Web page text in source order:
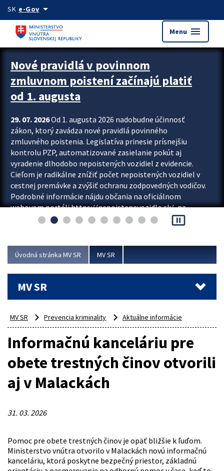
Preskocit na hlavný obsah
SK e-Govarrow_drop_down
Menu menu
Zastavit automatický posun upútavok
Nové pravidlá v povinnom
zmluvnom poistení začínajú platiť
od 1. augusta
29. 07. 2026Od 1. augusta 2026 nadobudne účinnosť
zákon, ktorý zavádza nové pravidlá povinného
zmluvného poistenia. Legislatíva prinesie prísnejšiu
kontrolu PZP, automatizované zasielanie pokút aj
vyradenie dlhodobo nepoistených vozidiel z evidencie.
Cieľom je radikálne znížiť počet nepoistených vozidiel v
cestnej premávke a zvýšiť ochranu zodpovedných vodičov.
Podrobné informácie nájdu občania na oficiálnom
webovom portáli https://nepoistenevozidlo.sk/, na
ktorom od augusta pribudne aj možnosť overiť si...
pause_presentation
Úvodná stránka MV SR MV SR
MV SR
MV SR Prevencia kriminality Aktuálne informácie
Informačnú kanceláriu pre
obete trestných činov otvorili
aj v Malackách
31. 03. 2026
Pomoc pre obete trestných činov je opäť bližšie k ľuďom.
Ministerstvo vnútra otvorilo v Malackách novú informačnú
kanceláriu, ktorá poskytne bezpečný priestor, základnú